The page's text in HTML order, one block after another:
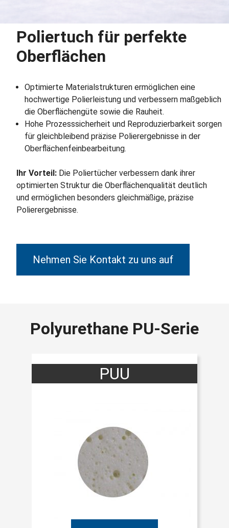
Poliertuch für perfekte
Oberflächen
Optimierte Materialstrukturen ermöglichen eine
hochwertige Polierleistung und verbessern maßgeblich
die Oberflächengüte sowie die Rauheit.
Hohe Prozesssicherheit und Reproduzierbarkeit sorgen
für gleichbleibend präzise Polierergebnisse in der
Oberflächenfeinbearbeitung.
Ihr Vorteil: Die Poliertücher verbessern dank ihrer
optimierten Struktur die Oberflächenqualität deutlich
und ermöglichen besonders gleichmäßige, präzise
Polierergebnisse.
Nehmen Sie Kontakt zu uns auf
Polyurethane PU-Serie
PUU